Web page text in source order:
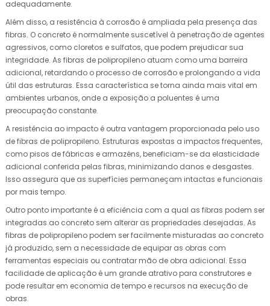
adequadamente.
Além disso, a resistência à corrosão é ampliada pela presença das
fibras. O concreto é normalmente suscetível à penetração de agentes
agressivos, como cloretos e sulfatos, que podem prejudicar sua
integridade. As fibras de polipropileno atuam como uma barreira
adicional, retardando o processo de corrosão e prolongando a vida
útil das estruturas. Essa característica se torna ainda mais vital em
ambientes urbanos, onde a exposição a poluentes é uma
preocupação constante.
A resistência ao impacto é outra vantagem proporcionada pelo uso
de fibras de polipropileno. Estruturas expostas a impactos frequentes,
como pisos de fábricas e armazéns, beneficiam-se da elasticidade
adicional conferida pelas fibras, minimizando danos e desgastes.
Isso assegura que as superfícies permaneçam intactas e funcionais
por mais tempo.
Outro ponto importante é a eficiência com a qual as fibras podem ser
integradas ao concreto sem alterar as propriedades desejadas. As
fibras de polipropileno podem ser facilmente misturadas ao concreto
já produzido, sem a necessidade de equipar as obras com
ferramentas especiais ou contratar mão de obra adicional. Essa
facilidade de aplicação é um grande atrativo para construtores e
pode resultar em economia de tempo e recursos na execução de
obras.